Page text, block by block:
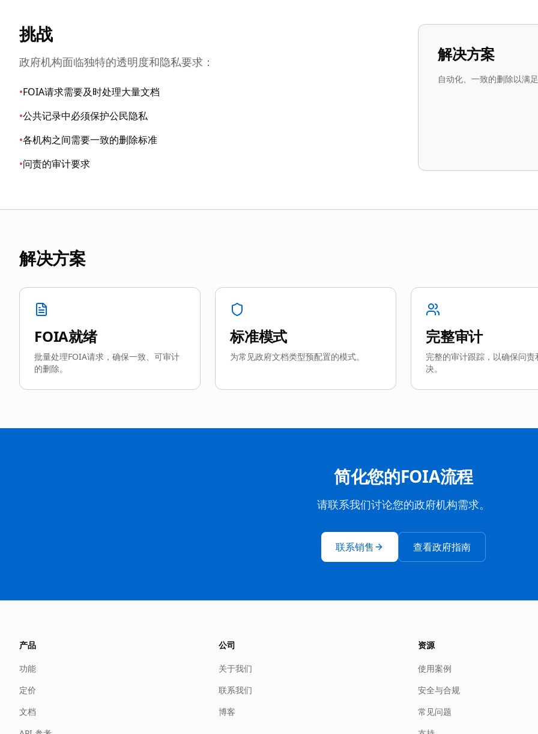
挑战
政府机构面临独特的透明度和隐私要求：
•FOIA请求需要及时处理大量文档
•公共记录中必须保护公民隐私
•各机构之间需要一致的删除标准
•问责的审计要求
解决方案
自动化、一致的删除以满
解决方案
FOIA就绪
批量处理FOIA请求，确保一致、可审计
的删除。
标准模式
为常见政府文档类型预配置的模式。
完整审计
完整的审计跟踪，以确保问责
决。
简化您的FOIA流程
请联系我们讨论您的政府机构需求。
联系销售 查看政府指南
产品
功能
定价
文档
公司
关于我们
联系我们
博客
资源
使用案例
安全与合规
常见问题